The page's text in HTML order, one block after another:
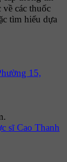
các thuốc
tìm hiểu dựa
15,
sĩ Cao Thanh